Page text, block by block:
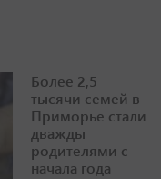
Более 2,5
тысячи семей в
Приморье стали
дважды
родителями с
начала года